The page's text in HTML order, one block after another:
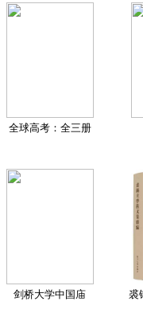
全球高考：全三册
剑桥大学中国庙 裘